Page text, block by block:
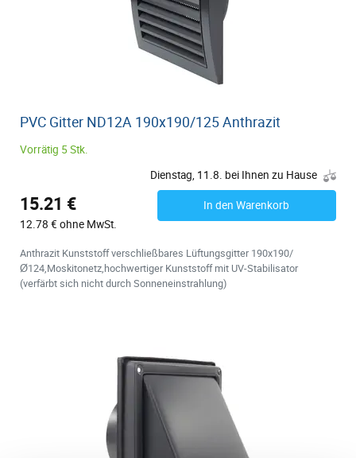
PVC Gitter ND12A 190x190/125 Anthrazit
Vorrätig 5 Stk.
Dienstag, 11.8. bei Ihnen zu Hause
15.21 €
12.78 € ohne MwSt.
In den Warenkorb
Anthrazit Kunststoff verschließbares Lüftungsgitter 190x190/
Ø124,Moskitonetz,hochwertiger Kunststoff mit UV-Stabilisator
(verfärbt sich nicht durch Sonneneinstrahlung)